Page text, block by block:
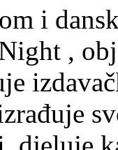
i
,